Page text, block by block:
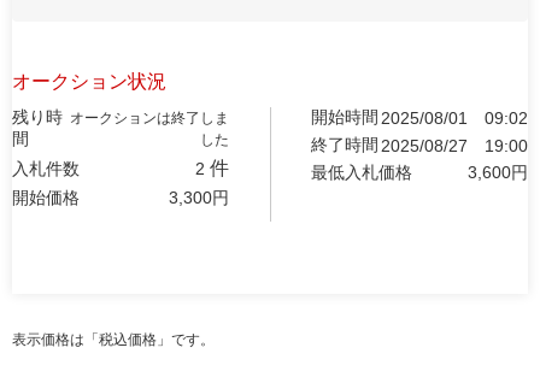
オークション状況
残り時
間
オークションは終了しま
した
入札件数 2 件
開始価格 3,300円
開始時間 2025/08/01
09:02
終了時間 2025/08/27
19:00
最低入札価格
3,600円
表示価格は「税込価格」です。